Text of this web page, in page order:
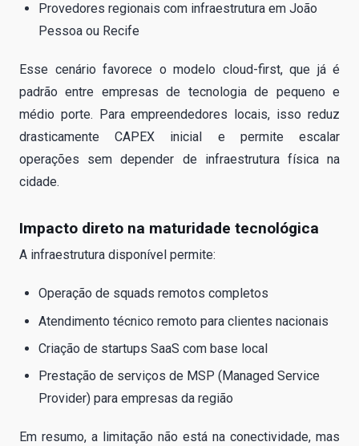
Provedores regionais com infraestrutura em João
Pessoa ou Recife
Esse cenário favorece o modelo cloud-first, que já é
padrão entre empresas de tecnologia de pequeno e
médio porte. Para empreendedores locais, isso reduz
drasticamente CAPEX inicial e permite escalar
operações sem depender de infraestrutura física na
cidade.
Impacto direto na maturidade tecnológica
A infraestrutura disponível permite:
Operação de squads remotos completos
Atendimento técnico remoto para clientes nacionais
Criação de startups SaaS com base local
Prestação de serviços de MSP (Managed Service
Provider) para empresas da região
Em resumo, a limitação não está na conectividade, mas